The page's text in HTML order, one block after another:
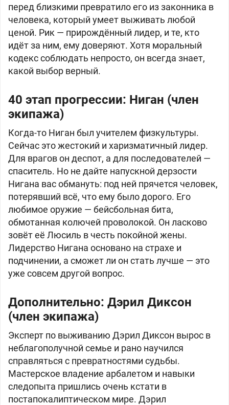
перед близкими превратило его из законника в
человека, который умеет выживать любой
ценой. Рик — прирождённый лидер, и те, кто
идёт за ним, ему доверяют. Хотя моральный
кодекс соблюдать непросто, он всегда знает,
какой выбор верный.
40 этап прогрессии: Ниган (член
экипажа)
Когда-то Ниган был учителем физкультуры.
Сейчас это жестокий и харизматичный лидер.
Для врагов он деспот, а для последователей —
спаситель. Но не дайте напускной дерзости
Нигана вас обмануть: под ней прячется человек,
потерявший всё, что ему было дорого. Его
любимое оружие — бейсбольная бита,
обмотанная колючей проволокой. Он ласково
зовёт её Люсиль в честь покойной жены.
Лидерство Нигана основано на страхе и
подчинении, а сможет ли он стать лучше — это
уже совсем другой вопрос.
Дополнительно: Дэрил Диксон
(член экипажа)
Эксперт по выживанию Дэрил Диксон вырос в
неблагополучной семье и рано научился
справляться с превратностями судьбы.
Мастерское владение арбалетом и навыки
следопыта пришлись очень кстати в
постапокалиптическом мире. Дэрил